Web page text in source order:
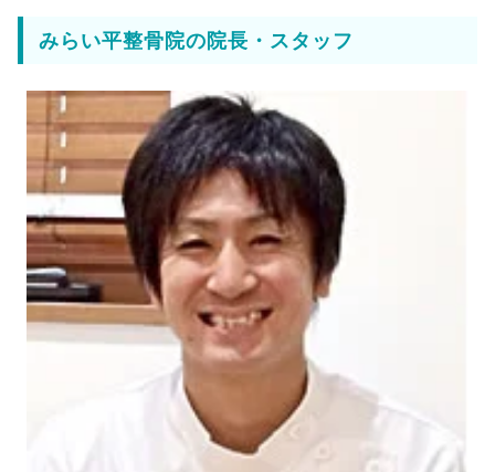
みらい平整骨院の院長・スタッフ